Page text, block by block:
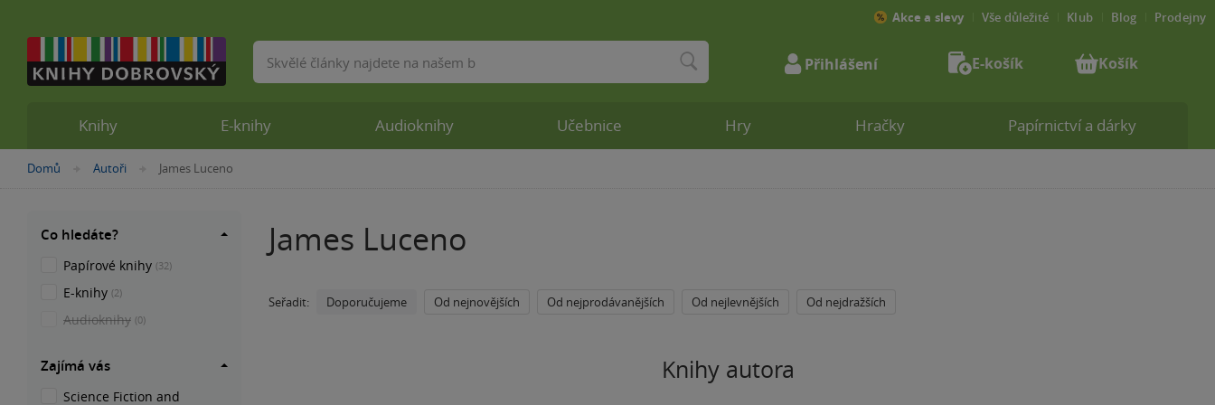
Nacházíte
Domů »Autoři »James Luceno
James Luceno
Seřadit: Doporučujeme Od nejnovějších Od nejprodávanějších Od nejlevnějších Od nejdražších
Knihy autora
Co hledáte?
Papírové knihy (32)
E-knihy (2)
Audioknihy (0)
Zajímá vás
Science Fiction and
Knihy E-knihy Audioknihy Učebnice Hry Hračky Papírnictví a dárky
Akce a slevy Vše důležité Klub Blog Prodejny
Vyhledávání Přihlášení E-košík Košík